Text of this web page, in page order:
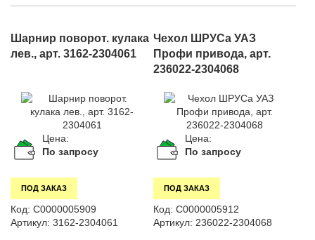
Шарнир поворот. кулака
лев., арт. 3162-2304061
Цена:
По запросу
ПОД ЗАКАЗ
Код: С0000005909
Артикул: 3162-2304061
Чехол ШРУСа УАЗ
Профи привода, арт.
236022-2304068
Цена:
По запросу
ПОД ЗАКАЗ
Код: С0000005912
Артикул: 236022-2304068